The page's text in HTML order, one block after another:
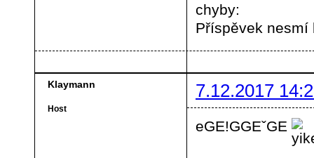
chyby:
Příspěvek nesmí
Klaymann 7.12.2017
Host
eGE!GGEˇGE